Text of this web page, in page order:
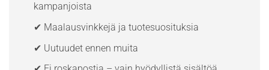
kampanjoista
✔ Maalausvinkkejä ja tuotesuosituksia
✔ Uutuudet ennen muita